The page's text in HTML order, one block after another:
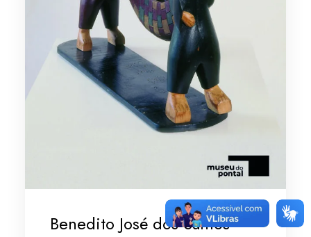
Benedito José dos Santos